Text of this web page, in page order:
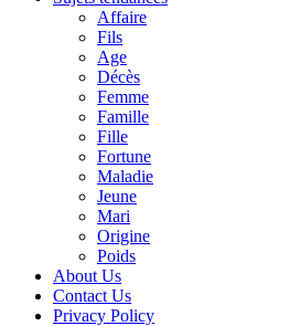
Affaire
Fils
Age
Décès
Femme
Famille
Fille
Fortune
Maladie
Jeune
Mari
Origine
Poids
About Us
Contact Us
Privacy Policy